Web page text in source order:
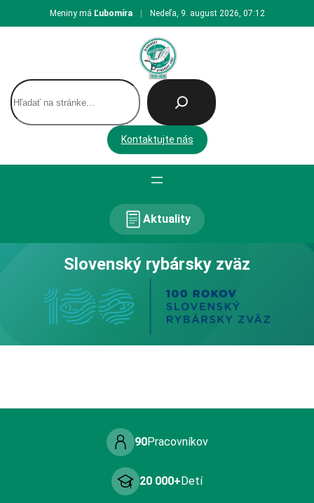
na
Meniny má Ľubomíra Nedeľa, 9. august 2026, 07:12
H
ľ
a
Kontaktujte nás
Aktuality
Slovenský rybársky zväz
90Pracovníkov
20 000+Detí